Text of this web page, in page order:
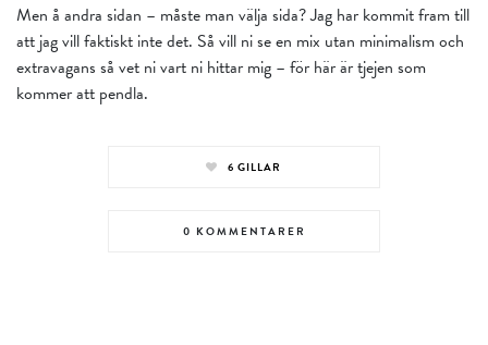
Men å andra sidan – måste man välja sida? Jag har kommit fram till
att jag vill faktiskt inte det. Så vill ni se en mix utan minimalism och
extravagans så vet ni vart ni hittar mig – för här är tjejen som
kommer att pendla.
6 GILLAR
0 KOMMENTARER